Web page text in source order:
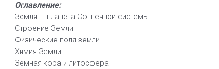
Оглавление:
Земля — планета Солнечной системы
Строение Земли
Физические поля земли
Химия Земли
Земная кора и литосфера